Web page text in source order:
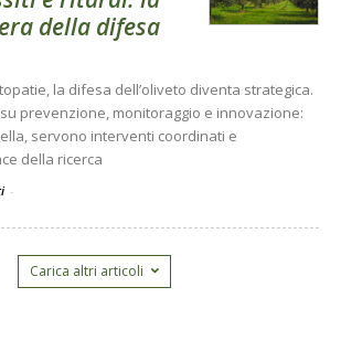
della difesa
la difesa dell’oliveto diventa strategica.
prevenzione, monitoraggio e innovazione:
servono interventi coordinati e
della ricerca
-
Carica altri articoli